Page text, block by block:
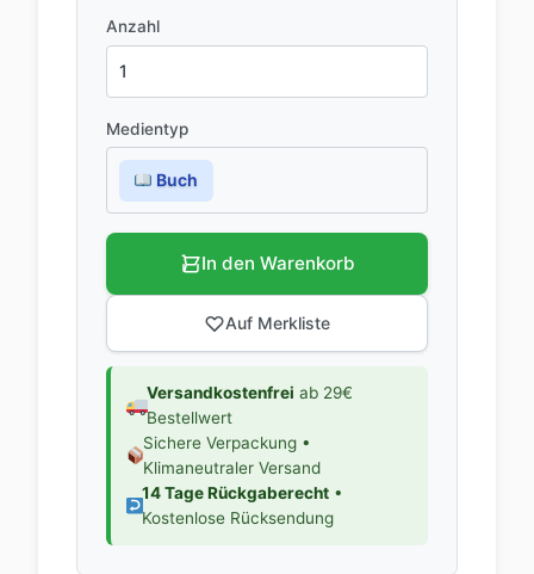
Anzahl
Medientyp
Buch
In den Warenkorb
Auf Merkliste
Versandkostenfrei ab 29€
Bestellwert
Sichere Verpackung •
Klimaneutraler Versand
14 Tage Rückgaberecht•
Kostenlose Rücksendung